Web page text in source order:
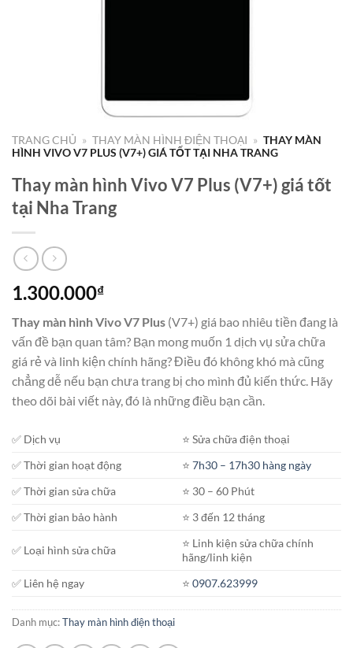
TRANG CHỦ » THAY MÀN HÌNH ĐIỆN THOẠI » THAY MÀN
HÌNH VIVO V7 PLUS (V7+) GIÁ TỐT TẠI NHA TRANG
Thay màn hình Vivo V7 Plus (V7+) giá tốt
tại Nha Trang
1.300.000₫
Thay màn hình Vivo V7 Plus (V7+) giá bao nhiêu tiền đang là
vấn đề bạn quan tâm? Bạn mong muốn 1 dịch vụ sửa chữa
giá rẻ và linh kiện chính hãng? Điều đó không khó mà cũng
chẳng dễ nếu bạn chưa trang bị cho mình đủ kiến thức. Hãy
theo dõi bài viết này, đó là những điều bạn cần.
✅ Dịch vụ
⭐️ Sửa chữa điện thoại
✅ Thời gian hoạt động
⭐️7h30 – 17h30 hàng ngày
✅ Thời gian sửa chữa
⭐️ 30 – 60 Phút
✅ Thời gian bảo hành
⭐️ 3 đến 12 tháng
✅ Loại hình sửa chữa
⭐️ Linh kiện sửa chữa chính
hãng/linh kiện
✅ Liên hệ ngay
⭐️0907.623999
Danh mục:Thay màn hình điện thoại